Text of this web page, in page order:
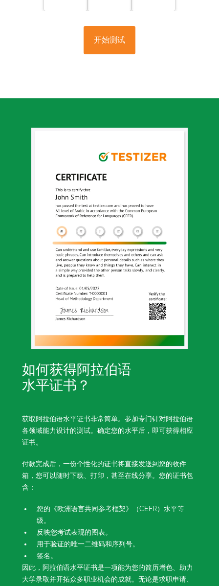
开始测试
如何获得阿拉伯语
水平证书？
获取阿拉伯语水平证书非常简单。参加专门针对阿拉伯语
各领域能力设计的测试。确定您的水平后，即可获得相应
证书。
付款完成后，一份个性化的证书将直接发送到您的收件
箱，您可以随时下载、打印，甚至在线分享。您的证书包
含：
您的《欧洲语言共同参考框架》（CEFR）水平等
级。
反映您考试表现的图表。
用于验证的唯一二维码和序列号。
签名。
因此，阿拉伯语水平证书是一项能为您的简历增色、助力
大学录取并开拓众多职业机会的成就。无论是求职申请、